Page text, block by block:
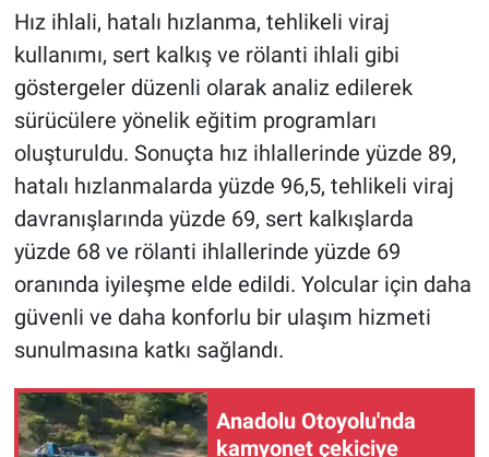
Hız ihlali, hatalı hızlanma, tehlikeli viraj
kullanımı, sert kalkış ve rölanti ihlali gibi
göstergeler düzenli olarak analiz edilerek
sürücülere yönelik eğitim programları
oluşturuldu. Sonuçta hız ihlallerinde yüzde 89,
hatalı hızlanmalarda yüzde 96,5, tehlikeli viraj
davranışlarında yüzde 69, sert kalkışlarda
yüzde 68 ve rölanti ihlallerinde yüzde 69
oranında iyileşme elde edildi. Yolcular için daha
güvenli ve daha konforlu bir ulaşım hizmeti
sunulmasına katkı sağlandı.
Anadolu Otoyolu'nda
kamyonet çekiciye